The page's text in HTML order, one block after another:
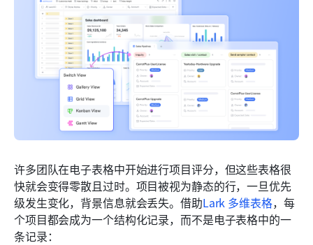
许多团队在电子表格中开始进行项目评分，但这些表格很
快就会变得零散且过时。项目被视为静态的行，一旦优先
级发生变化，背景信息就会丢失。借助Lark 多维表格，每
个项目都会成为一个结构化记录，而不是电子表格中的一
条记录：